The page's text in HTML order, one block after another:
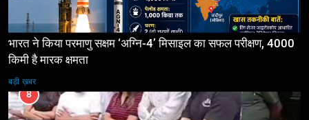
भारत ने किया परमाणु सक्षम ‘अग्नि-4’ मिसाइल का सफल परीक्षण, 4000
किमी है मारक क्षमता
बड़ी ख़बर
8